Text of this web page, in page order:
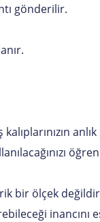
gönderilir.
bir ölçek
inancını